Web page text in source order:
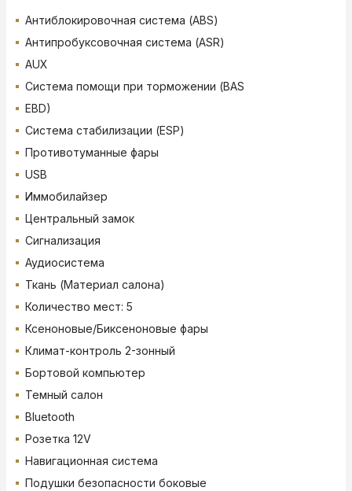
Антиблокировочная система (ABS)
Антипробуксовочная система (ASR)
AUX
Система помощи при торможении (BAS
EBD)
Система стабилизации (ESP)
Противотуманные фары
USB
Иммобилайзер
Центральный замок
Сигнализация
Аудиосистема
Ткань (Материал салона)
Количество мест: 5
Ксеноновые/Биксеноновые фары
Климат-контроль 2-зонный
Бортовой компьютер
Темный салон
Bluetooth
Розетка 12V
Навигационная система
Подушки безопасности боковые